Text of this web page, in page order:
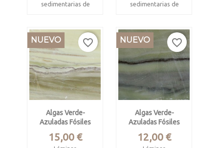
sedimentarias de
procariotas
Barberton,
Sudáfrica
Precámbrico
arcaico, 3.300
millones de años
Mide 5 x 4.9 x 2.2
cm.
sedimentarias de
procariotas
Barberton,
Sudáfrica
Precámbrico
arcaico, 3.300
millones de años
Mide 6.5 x 3.8 x 1
cm.
Algas Verde-
Azuladas Fósiles
Precio
15,00 €
NUEVO favorite_border
Algas Verde-
Azuladas Fósiles
Precio
12,00 €
NUEVO favorite_border